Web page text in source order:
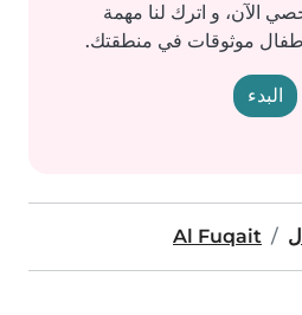
الآن، و اترك لنا مهمة
موثوقات في منطقتك.
البدء
Al Fuqait